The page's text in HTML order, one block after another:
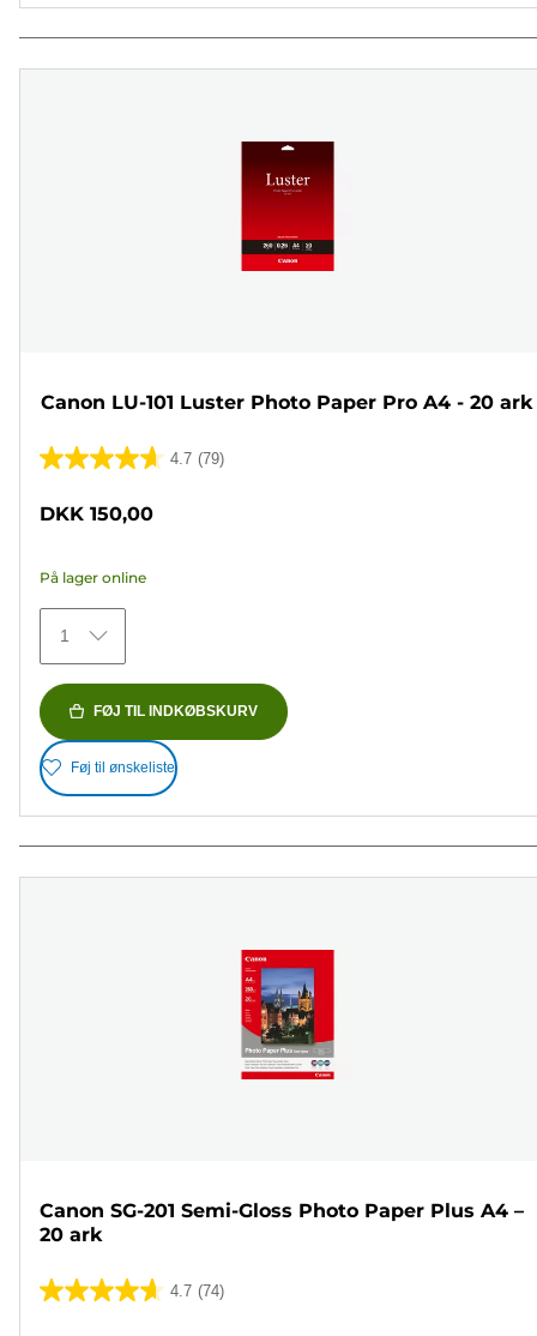
Canon LU-101 Luster Photo Paper Pro A4 - 20 ark
4.7 (79)
4.7
stjerner.
79
anmeldelser
DKK 150,00
På lager online
1
FØJ TIL INDKØBSKURV
Føj til ønskeliste
Canon SG-201 Semi-Gloss Photo Paper Plus A4 –
20 ark
4.7 (74)
4.7